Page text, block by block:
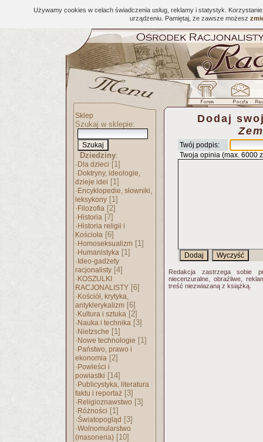
Używamy cookies w celach świadczenia usług, reklamy i statystyk.
urządzeniu. Pamiętaj, że zawsze możesz
Sklep
Szukaj w sklepie:
Dziedziny:
· Dla dzieci [1]
· Doktryny, ideologie,
dzieje idei [1]
· Encyklopedie, słowniki,
leksykony [1]
· Filozofia [2]
· Historia [7]
· Historia religii i
Kościoła [6]
· Homoseksualizm [1]
· Humanistyka [1]
· Ideo-gadżety
racjonalisty [4]
· KOSZULKI
RACJONALISTY [6]
· Kościół, krytyka,
antyklerykalizm [6]
· Kultura i sztuka [2]
· Nauka i technika [3]
· Nietzsche [1]
· Nowe technologie [1]
· Państwo, prawo i
ekonomia [2]
· Powieści i
powiastki [14]
· Publicystyka, literatura
faktu i reportaż [3]
· Religioznawstwo [3]
· Różności [1]
·Światopogląd [3]
·Wolnomularstwo
(masoneria) [10]
Dodaj
Twój podpis:
Twoja opinia (max. 6000
Redakcja zastrzega sobie
niecenzuralne, obraźliwe,
treść niezwiazaną z książką.